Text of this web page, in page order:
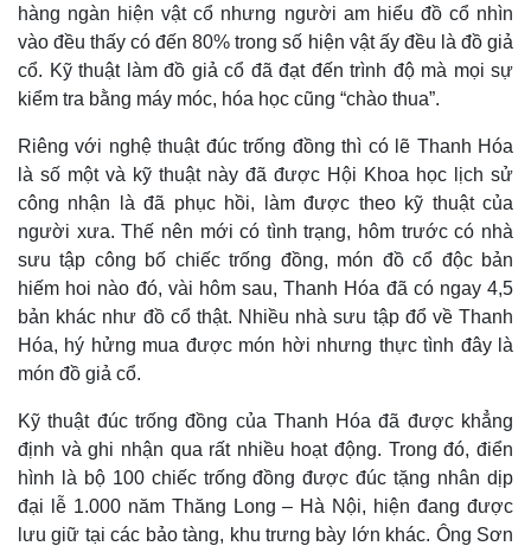
hàng ngàn hiện vật cổ nhưng người am hiểu đồ cổ nhìn
vào đều thấy có đến 80% trong số hiện vật ấy đều là đồ giả
cổ. Kỹ thuật làm đồ giả cổ đã đạt đến trình độ mà mọi sự
kiểm tra bằng máy móc, hóa học cũng “chào thua”.
Riêng với nghệ thuật đúc trống đồng thì có lẽ Thanh Hóa
là số một và kỹ thuật này đã được Hội Khoa học lịch sử
công nhận là đã phục hồi, làm được theo kỹ thuật của
người xưa. Thế nên mới có tình trạng, hôm trước có nhà
sưu tập công bố chiếc trống đồng, món đồ cổ độc bản
hiếm hoi nào đó, vài hôm sau, Thanh Hóa đã có ngay 4,5
bản khác như đồ cổ thật. Nhiều nhà sưu tập đổ về Thanh
Hóa, hý hửng mua được món hời nhưng thực tình đây là
món đồ giả cổ.
Kỹ thuật đúc trống đồng của Thanh Hóa đã được khẳng
định và ghi nhận qua rất nhiều hoạt động. Trong đó, điển
hình là bộ 100 chiếc trống đồng được đúc tặng nhân dịp
đại lễ 1.000 năm Thăng Long – Hà Nội, hiện đang được
lưu giữ tại các bảo tàng, khu trưng bày lớn khác. Ông Sơn
Hà
Nội.